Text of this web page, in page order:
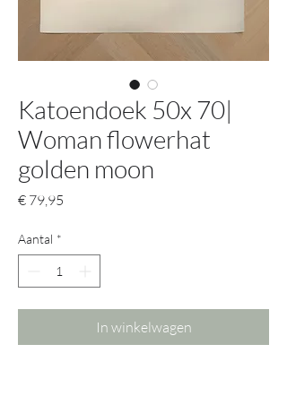
Katoendoek 50x 70|
Woman flowerhat
golden moon
€ 79,95
Aantal *
In winkelwagen